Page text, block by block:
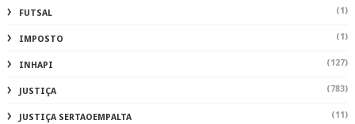
FUTSAL (1)
IMPOSTO (1)
INHAPI (127)
JUSTIÇA (783)
JUSTIÇA SERTAOEMPALTA (11)